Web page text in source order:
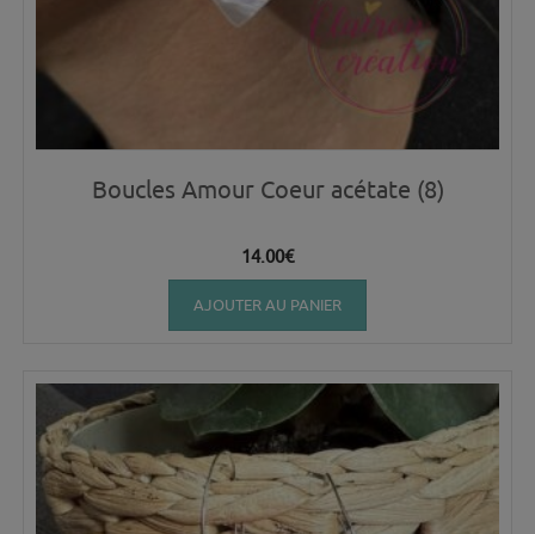
Boucles Amour Coeur acétate (8)
14.00€
AJOUTER AU PANIER